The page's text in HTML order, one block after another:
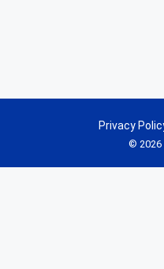
© 2026
Privacy